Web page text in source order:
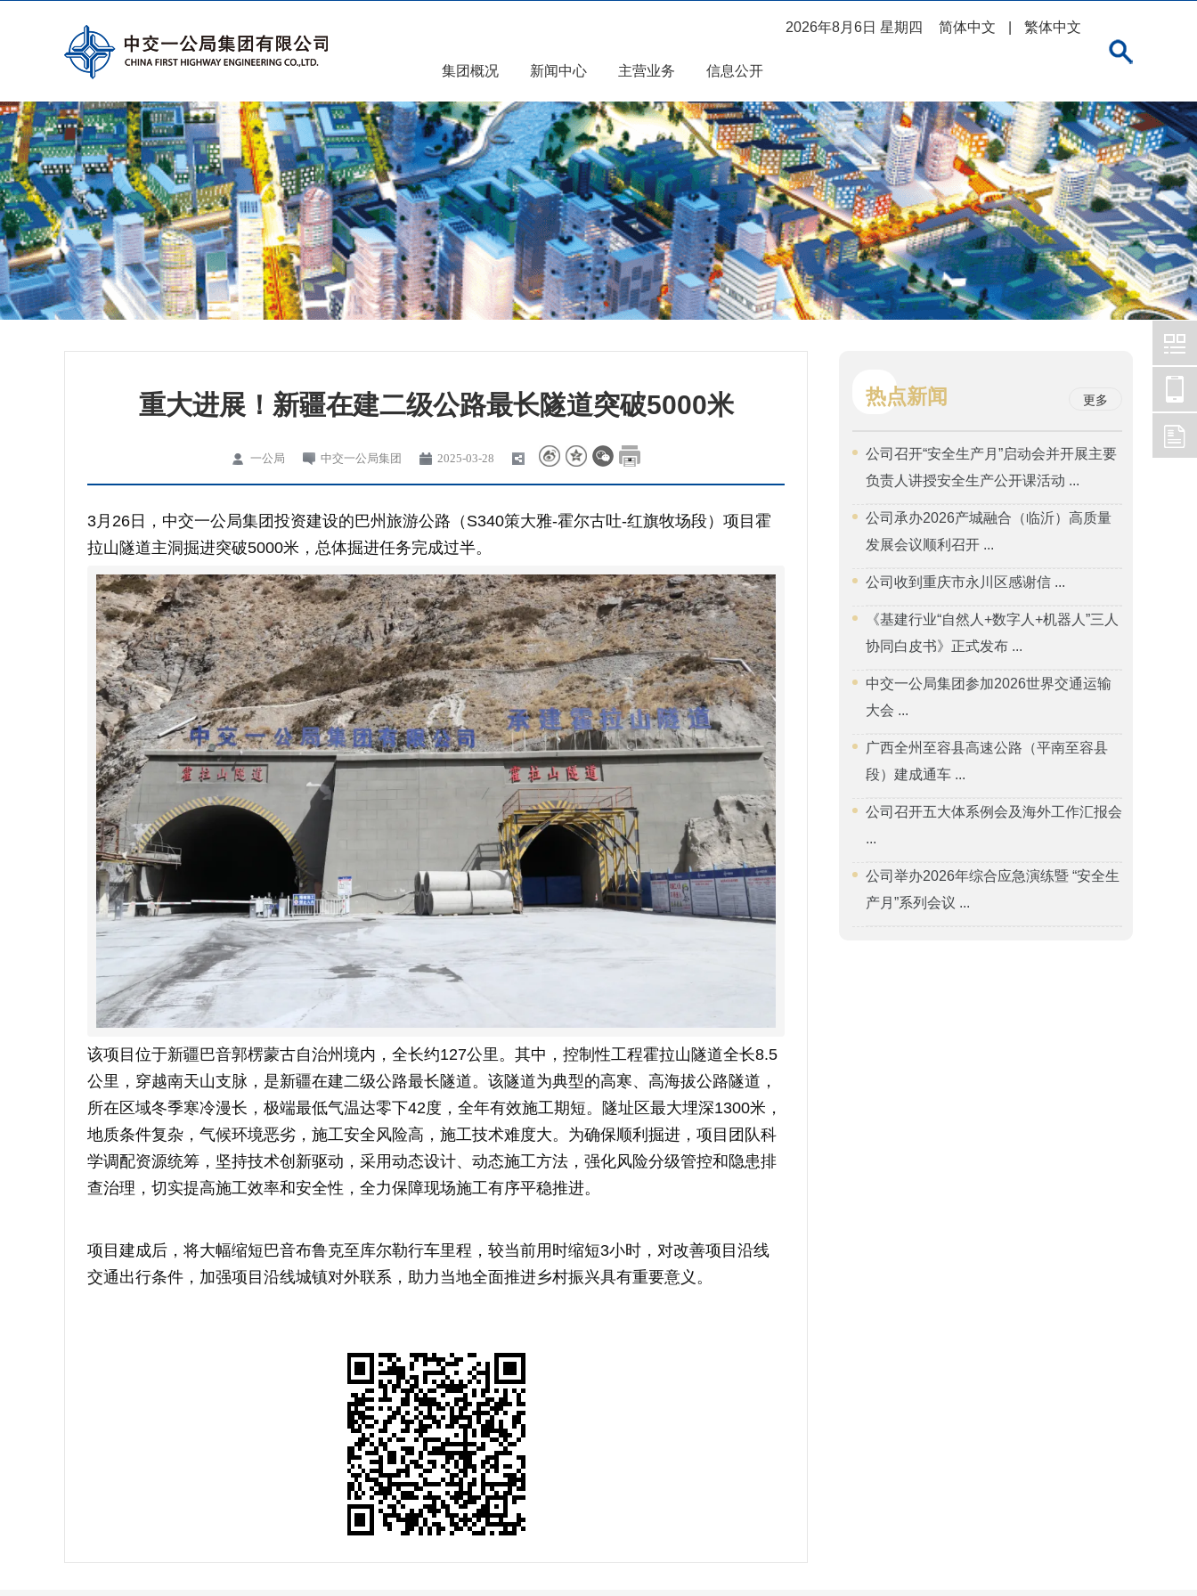
2026年8月6日 星期四 简体中文 繁体中文
集团概况 新闻中心 主营业务 信息公开
重大进展！新疆在建二级公路最长隧道突破5000米
一公局 中交一公局集团 2025-03-28
3月26日，中交一公局集团投资建设的巴州旅游公路（S340策大雅-霍尔古吐-红旗牧场段）项目霍
拉山隧道主洞掘进突破5000米，总体掘进任务完成过半。
该项目位于新疆巴音郭楞蒙古自治州境内，全长约127公里。其中，控制性工程霍拉山隧道全长8.5
公里，穿越南天山支脉，是新疆在建二级公路最长隧道。该隧道为典型的高寒、高海拔公路隧道，
所在区域冬季寒冷漫长，极端最低气温达零下42度，全年有效施工期短。隧址区最大埋深1300米，
地质条件复杂，气候环境恶劣，施工安全风险高，施工技术难度大。为确保顺利掘进，项目团队科
学调配资源统筹，坚持技术创新驱动，采用动态设计、动态施工方法，强化风险分级管控和隐患排
查治理，切实提高施工效率和安全性，全力保障现场施工有序平稳推进。
项目建成后，将大幅缩短巴音布鲁克至库尔勒行车里程，较当前用时缩短3小时，对改善项目沿线
交通出行条件，加强项目沿线城镇对外联系，助力当地全面推进乡村振兴具有重要意义。
热点新闻 更多
公司召开“安全生产月”启动会并开展主要
负责人讲授安全生产公开课活动 ...
公司承办2026产城融合（临沂）高质量
发展会议顺利召开 ...
公司收到重庆市永川区感谢信 ...
《基建行业“自然人+数字人+机器人”三人
协同白皮书》正式发布 ...
中交一公局集团参加2026世界交通运输
大会 ...
广西全州至容县高速公路（平南至容县
段）建成通车 ...
公司召开五大体系例会及海外工作汇报会
...
公司举办2026年综合应急演练暨 “安全生
产月”系列会议 ...